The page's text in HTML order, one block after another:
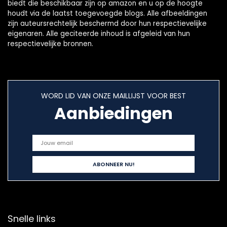
biedt die beschikbaar zijn op amazon en u op de hoogte
houdt via de laatst toegevoegde blogs. Alle afbeeldingen
zijn auteursrechtelijk beschermd door hun respectievelijke
eigenaren. Alle geciteerde inhoud is afgeleid van hun
respectievelijke bronnen.
WORD LID VAN ONZE MAILLIJST VOOR BEST
Aanbiedingen
Snelle links